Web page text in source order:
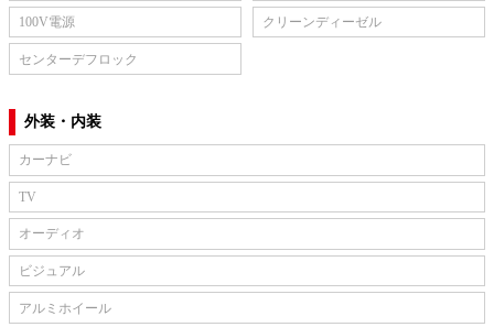
100V電源 クリーンディーゼル
センターデフロック
外装・内装
カーナビ
TV
オーディオ
ビジュアル
アルミホイール